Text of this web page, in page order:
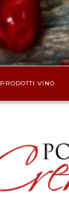
PRODOTTI VINO